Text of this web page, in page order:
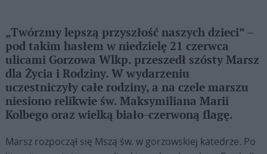
„Twórzmy lepszą przyszłość naszych dzieci” –
pod takim hasłem w niedzielę 21 czerwca
ulicami Gorzowa Wlkp. przeszedł szósty Marsz
dla Życia i Rodziny. W wydarzeniu
uczestniczyły całe rodziny, a na czele marszu
niesiono relikwie św. Maksymiliana Marii
Kolbego oraz wielką biało-czerwoną flagę.
Marsz rozpoczął się Mszą św. w gorzowskiej katedrze. Po